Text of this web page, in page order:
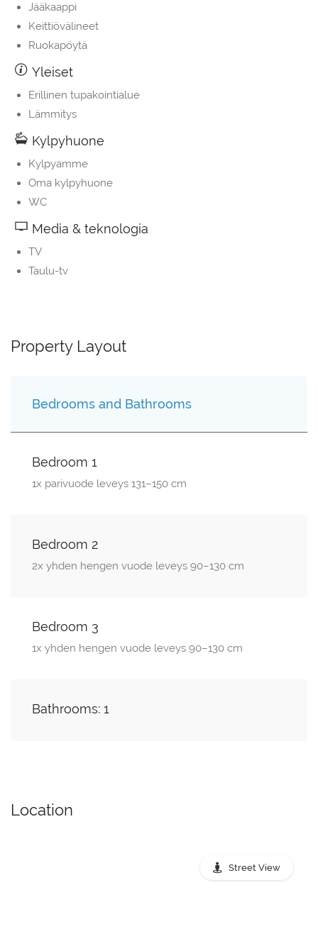
Jääkaappi
Keittiövälineet
Ruokapöytä
Yleiset
Erillinen tupakointialue
Lämmitys
Kylpyhuone
Kylpyamme
Oma kylpyhuone
WC
Media & teknologia
TV
Taulu-tv
Property Layout
Bedrooms and Bathrooms
Bedroom 1
1x parivuode leveys 131–150 cm
Bedroom 2
2x yhden hengen vuode leveys 90–130 cm
Bedroom 3
1x yhden hengen vuode leveys 90–130 cm
Bathrooms: 1
Location
Street View